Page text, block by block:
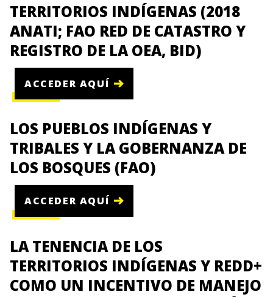
TERRITORIOS INDÍGENAS (2018
ANATI; FAO RED DE CATASTRO Y
REGISTRO DE LA OEA, BID)
ACCEDER AQUÍ
LOS PUEBLOS INDÍGENAS Y
TRIBALES Y LA GOBERNANZA DE
LOS BOSQUES (FAO)
ACCEDER AQUÍ
LA TENENCIA DE LOS
TERRITORIOS INDÍGENAS Y REDD+
COMO UN INCENTIVO DE MANEJO